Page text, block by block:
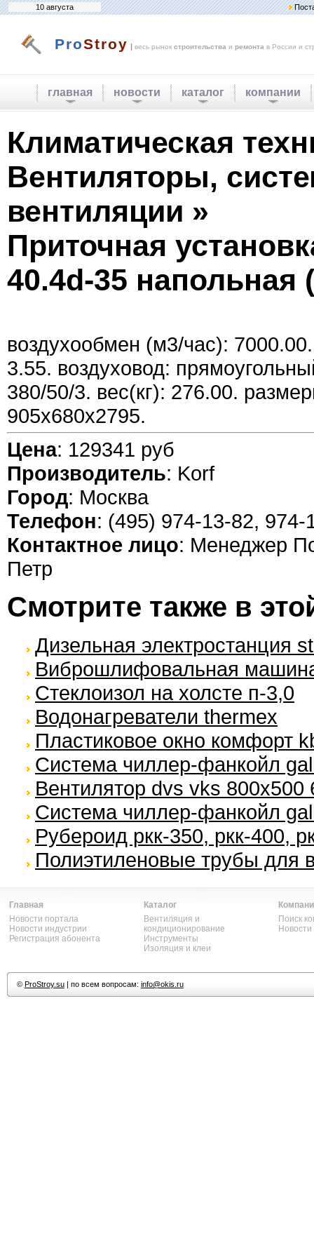
10 августа
ProStroy | весь рынок строительства и ремонта в России и
главная новости каталог компании
Климатическая
Вентиляторы,
вентиляции »
Приточная
40.4d-35 напольная
воздухообмен (м3/час):
3.55. воздуховод:
380/50/3. вес(кг): 276.00.
905x680x2795.
Цена: 129341 руб
Производитель: Korf
Город: Москва
Телефон: (495) 974-13-82, 974-
Контактное лицо: Менеджер
Петр
Смотрите также в
Дизельная электростанция
Виброшлифовальная
Стеклоизол на холсте п-3,0
Водонагреватели thermex
Пластиковое окно комфорт
Система чиллер-фанкойл
Вентилятор dvs vks 800x500
Система чиллер-фанкойл
Рубероид ркк-350, ркк-400,
Полиэтиленовые трубы для
Главная
Новости портала
Новости индустрии
Регистрация абонента
Каталог
Вентиляция и
кондиционирование
Инструменты
Изоляция и клеи
Поиск
© ProStroy.su| по всем вопросам: info@okis.ru